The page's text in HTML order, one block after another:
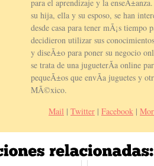
para el aprendizaje y la
su hija, ella y su esposo, se han
desde casa para tener mÃ¡s tiempo
decidieron utilizar sus
y diseÃ±o para poner su negocio
se trata de una jugueterÃ­a online
pequeÃ±os que envÃ­a juguetes y
MÃ©xico.
Mail | Twitter | Facebook |